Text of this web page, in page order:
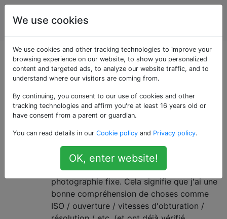
Production
vidéo
Questions marquées
«production»
3
Bonnes ressources
d'apprentissage pour les aspects
«non techniques» du cinéma
Je suis un nouveau venu dans la production
vidéo mais j'ai une formation en
photographie fixe. Cela signifie que j'ai une
bonne compréhension de choses comme
ISO / ouverture / vitesses d'obturation /
We use cookies
We use cookies and other tracking technologies to improve your
browsing experience on our website, to show you personalized
content and targeted ads, to analyze our website traffic, and to
understand where our visitors are coming from.
By continuing, you consent to our use of cookies and other
tracking technologies and affirm you're at least 16 years old or
have consent from a parent or guardian.
You can read details in our Cookie policy and Privacy policy.
OK, enter website!